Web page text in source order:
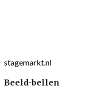
stagemarkt.nl
Beeld-bellen